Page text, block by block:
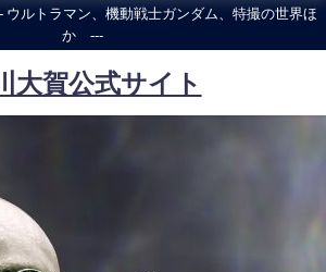
ウルトラマン、機動戦士ガンダム、特撮の世界ほ
か ---
大賀公式サイト